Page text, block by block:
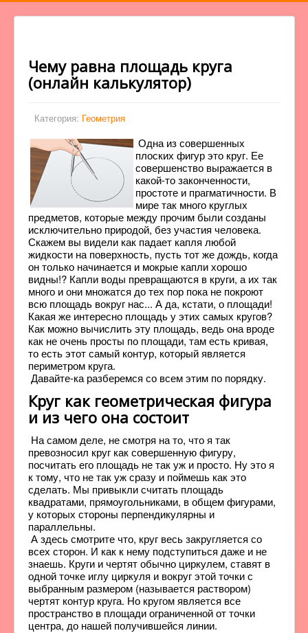
Чему равна площадь круга
(онлайн калькулятор)
Категория: Геометрия
Одна из совершенных
плоских фигур это круг. Ее
совершенство выражается в
какой-то законченности,
простоте и прагматичности. В
мире так много круглых
предметов, которые между прочим были созданы
исключительно природой, без участия человека.
Скажем вы видели как падает капля любой
жидкости на поверхность, пусть тот же дождь, когда
он только начинается и мокрые капли хорошо
видны!? Капли воды превращаются в круги, а их так
много и они множатся до тех пор пока не покроют
всю площадь вокруг нас... А да, кстати, о площади!
Какая же интересно площадь у этих самых кругов?
Как можно вычислить эту площадь, ведь она вроде
как не очень просты по площади, там есть кривая,
то есть этот самый контур, который является
периметром круга.
Давайте-ка разберемся со всем этим по порядку.
Круг как геометрическая фигура
и из чего она состоит
На самом деле, не смотря на то, что я так
превозносил круг как совершенную фигуру,
посчитать его площадь не так уж и просто. Ну это я
к тому, что не так уж сразу и поймешь как это
сделать. Мы привыкли считать площадь
квадратами, прямоугольниками, в общем фигурами,
у которых стороны перпендикулярны и
параллельны.
А здесь смотрите что, круг весь закругляется со
всех сторон. И как к нему подступиться даже и не
знаешь. Круги и чертят обычно циркулем, ставят в
одной точке иглу циркуля и вокруг этой точки с
выбранным размером (называется раствором)
чертят контур круга. Но кругом является все
пространство в площади ограниченной от точки
центра, до нашей получившейся линии.